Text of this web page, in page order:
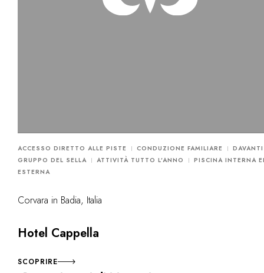
ACCESSO DIRETTO ALLE PISTE CONDUZIONE FAMILIARE
GRUPPO DEL SELLA
ATTIVITÀ TUTTO L’ANNO
PISCINA INTERNA
ESTERNA
Corvara in Badia, Italia
Hotel Cappella
SCOPRIRE